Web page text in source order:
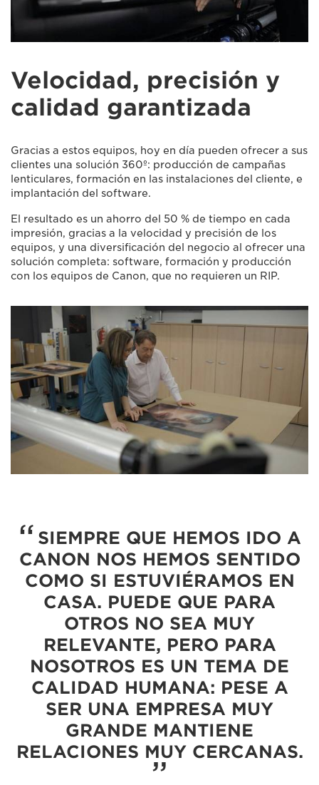
Velocidad, precisión y
calidad garantizada
Gracias a estos equipos, hoy en día pueden ofrecer a sus
clientes una solución 360º: producción de campañas
lenticulares, formación en las instalaciones del cliente, e
implantación del software.
El resultado es un ahorro del 50 % de tiempo en cada
impresión, gracias a la velocidad y precisión de los
equipos, y una diversificación del negocio al ofrecer una
solución completa: software, formación y producción
con los equipos de Canon, que no requieren un RIP.
SIEMPRE QUE HEMOS IDO A
CANON NOS HEMOS SENTIDO
COMO SI ESTUVIÉRAMOS EN
CASA. PUEDE QUE PARA
OTROS NO SEA MUY
RELEVANTE, PERO PARA
NOSOTROS ES UN TEMA DE
CALIDAD HUMANA: PESE A
SER UNA EMPRESA MUY
GRANDE MANTIENE
RELACIONES MUY CERCANAS.